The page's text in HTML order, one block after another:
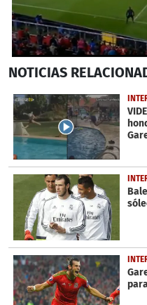
seconds
1
minute,
28
seconds
NOTICIAS